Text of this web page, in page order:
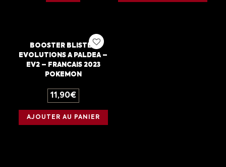
BOOSTER BLISTER
EVOLUTIONS A PALDEA –
EV2 – FRANCAIS 2023
POKEMON
11,90€
AJOUTER AU PANIER